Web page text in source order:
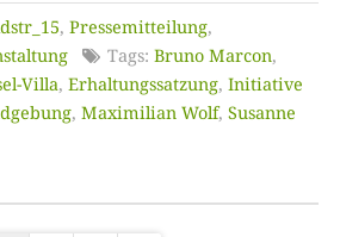
, Pressemitteilung,
Tags: Bruno Marcon,
Villa, Erhaltungssatzung, Initiative
, Maximilian Wolf, Susanne